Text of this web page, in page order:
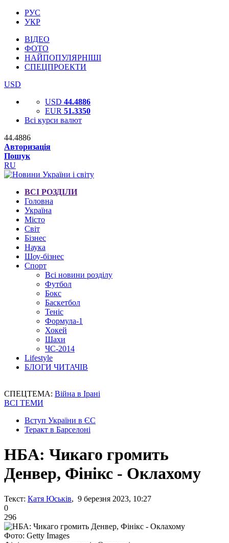
РУС
УКР
ВІДЕО
ФОТО
НАЙПОПУЛЯРНІШІ
СПЕЦПРОЕКТИ
USD
USD 44.4886
EUR 51.3350
Всі курси валют
44.4886
Авторизація
Пошук
RU
ВСІ РОЗДІЛИ
Головна
Україна
Місто
Світ
Бізнес
Наука
Шоу-бізнес
Спорт
Всі новини розділу
Футбол
Бокс
Баскетбол
Теніс
Формула-1
Хокей
Шахи
ЧС-2014
Lifestyle
БЛОГИ ЧИТАЧІВ
СПЕЦТЕМА: Війна в Ірані
ВСІ ТЕМИ
Вступ України в ЄС
Теракт в Барселоні
НБА: Чикаго громить
Денвер, Фінікс - Оклахому
Текст: Катя Юськів, 9 березня 2023, 10:27
0
296
Фото: Getty Images